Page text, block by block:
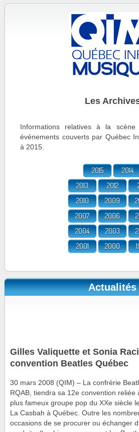
Les
Informations relatives à la
événements couverts par Québec
à 2015.
2015
2014
2013
2012
2010
2009
2007
2006
2004
2003
2001
2000
Actualités
Gilles Valiquette et Sonia
convention Beatles Québec
30 mars 2008 (QIM) – La confrérie
RQAB, tiendra sa 12e convention reliée
plus fameux groupe pop du XXe siècle
La Casbah à Québec. Outre les
occasions de se procurer ou échanger